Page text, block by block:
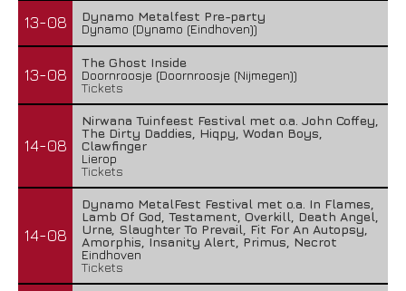
13-08
Dynamo Metalfest Pre-party
Dynamo (Dynamo (Eindhoven))
13-08
The Ghost Inside
Doornroosje (Doornroosje (Nijmegen))
Tickets
14-08
Nirwana Tuinfeest Festival met o.a. John Coffey,
The Dirty Daddies, Hiqpy, Wodan Boys,
Clawfinger
Lierop
Tickets
14-08
Dynamo MetalFest Festival met o.a. In Flames,
Lamb Of God, Testament, Overkill, Death Angel,
Urne, Slaughter To Prevail, Fit For An Autopsy,
Amorphis, Insanity Alert, Primus, Necrot
Eindhoven
Tickets